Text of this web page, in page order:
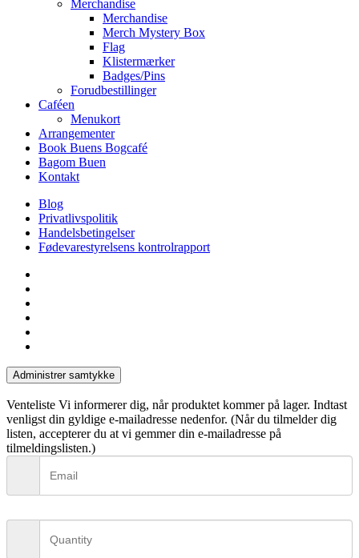
Merchandise
Merchandise
Merch Mystery Box
Flag
Klistermærker
Badges/Pins
Forudbestillinger
Caféen
Menukort
Arrangementer
Book Buens Bogcafé
Bagom Buen
Kontakt
Blog
Privatlivspolitik
Handelsbetingelser
Fødevarestyrelsens kontrolrapport
Administrer samtykke
Venteliste Vi informerer dig, når produktet kommer på lager. Indtast
venligst din gyldige e-mailadresse nedenfor. (Når du tilmelder dig
listen, accepterer du at vi gemmer din e-mailadresse på
tilmeldingslisten.)